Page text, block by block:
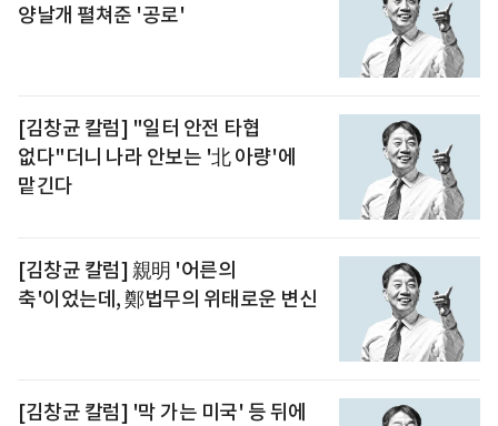
양날개 펼쳐준 '공로'
[김창균 칼럼] "일터 안전 타협
없다"더니 나라 안보는 '北 아량'에
맡긴다
[김창균 칼럼] 親明 '어른의
축'이었는데, 鄭법무의 위태로운 변신
[김창균 칼럼] '막 가는 미국' 등 뒤에